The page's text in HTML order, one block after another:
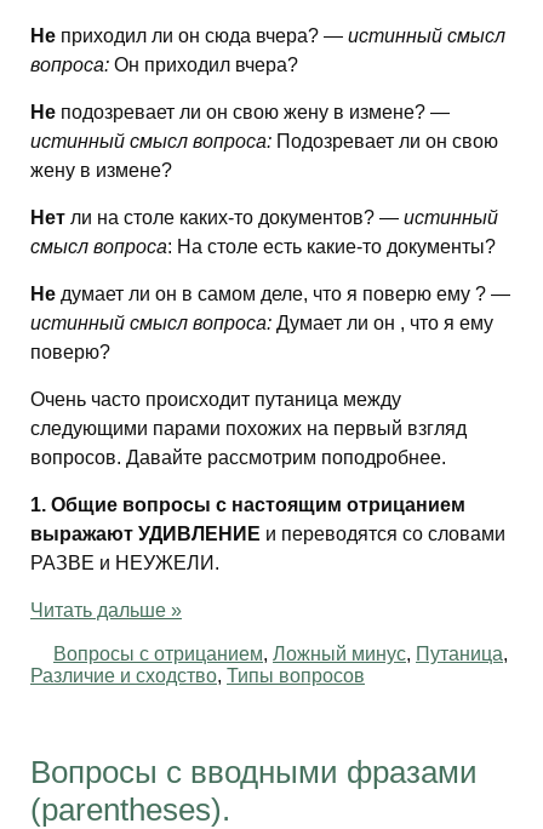
Не приходил ли он сюда вчера? — истинный смысл
вопроса: Он приходил вчера?
Не подозревает ли он свою жену в измене? —
истинный смысл вопроса: Подозревает ли он свою
жену в измене?
Нет ли на столе каких-то документов? — истинный
смысл вопроса: На столе есть какие-то документы?
Не думает ли он в самом деле, что я поверю ему ? —
истинный смысл вопроса: Думает ли он , что я ему
поверю?
Очень часто происходит путаница между
следующими парами похожих на первый взгляд
вопросов. Давайте рассмотрим поподробнее.
1. Общие вопросы с настоящим отрицанием
выражают УДИВЛЕНИЕ и переводятся со словами
РАЗВЕ и НЕУЖЕЛИ.
Читать дальше »
Вопросы с отрицанием, Ложный минус, Путаница,
Различие и сходство, Типы вопросов
Вопросы с вводными фразами
(parentheses).